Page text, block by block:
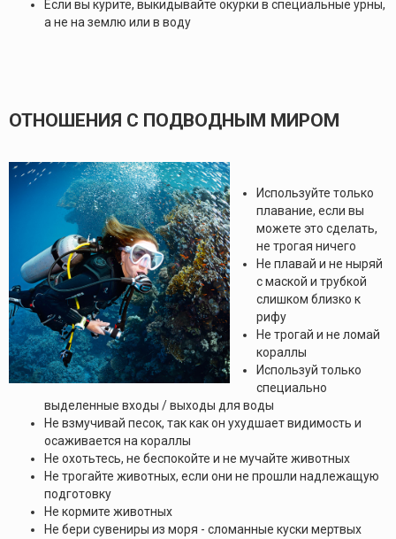
Если вы курите, выкидывайте окурки в специальные урны,
а не на землю или в воду
ОТНОШЕНИЯ С ПОДВОДНЫМ МИРОМ
Используйте только
плавание, если вы
можете это сделать,
не трогая ничего
Не плавай и не ныряй
с маской и трубкой
слишком близко к
рифу
Не трогай и не ломай
кораллы
Используй только
специально
выделенные входы / выходы для воды
Не взмучивай песок, так как он ухудшает видимость и
осаживается на кораллы
Не охотьтесь, не беспокойте и не мучайте животных
Не трогайте животных, если они не прошли надлежащую
подготовку
Не кормите животных
Не бери сувениры из моря - сломанные куски мертвых